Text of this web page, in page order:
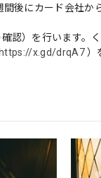
後にカード会社か
認）を行います。
https://x.gd/drqA7）